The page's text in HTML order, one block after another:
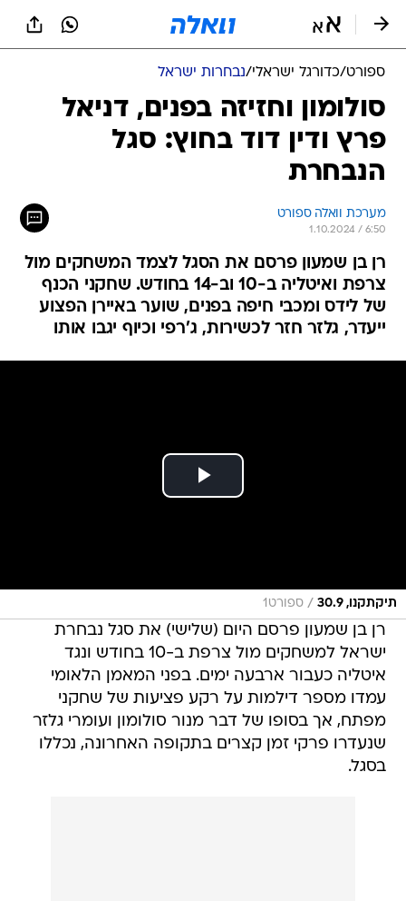
ספורט/כדורגל ישראלי/נבחרות ישראל
סולומון וחזיזה בפנים, דניאל
פרץ ודין דוד בחוץ: סגל
הנבחרת
מערכת וואלה ספורט
1.10.2024 / 6:50
רן בן שמעון פרסם את הסגל לצמד המשחקים מול
צרפת ואיטליה ב-10 וב-14 בחודש. שחקני הכנף
של לידס ומכבי חיפה בפנים, שוער באיירן הפצוע
ייעדר, גלזר חזר לכשירות, ג'רפי וכיוף יגבו אותו
תיקתקנו, 30.9 / ספורט1
רן בן שמעון פרסם היום (שלישי) את סגל נבחרת
ישראל למשחקים מול צרפת ב-10 בחודש ונגד
איטליה כעבור ארבעה ימים. בפני המאמן הלאומי
עמדו מספר דילמות על רקע פציעות של שחקני
מפתח, אך בסופו של דבר מנור סולומון ועומרי גלזר
שנעדרו פרקי זמן קצרים בתקופה האחרונה, נכללו
בסגל.